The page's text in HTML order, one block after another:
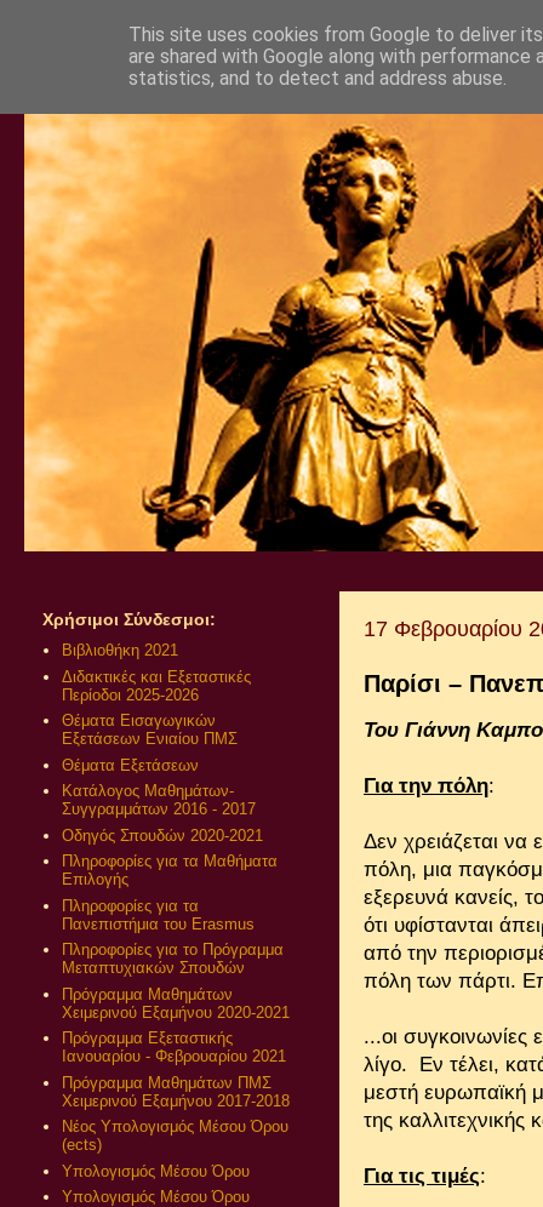
17 Φεβρουαρίου
Παρίσι –
Του Γιάννη
Για την πόλη:
Δεν χρειάζεται
πόλη, μια
εξερευνά κανείς,
ότι υφίστανται
από την
πόλη των πάρτι.
...οι συγκοινωνίες
λίγο. Εν τέλει,
μεστή ευρωπαϊκή
της
Για τις τιμές:
Χρήσιμοι Σύνδεσμοι:
Βιβλιοθήκη 2021
Διδακτικές και Εξεταστικές
Περίοδοι 2025-2026
Θέματα Εισαγωγικών
Εξετάσεων Ενιαίου ΠΜΣ
Θέματα Εξετάσεων
Κατάλογος Μαθημάτων-
Συγγραμμάτων 2016 - 2017
Οδηγός Σπουδών 2020-2021
Πληροφορίες για τα Μαθήματα
Επιλογής
Πληροφορίες για τα
Πανεπιστήμια του Erasmus
Πληροφορίες για το Πρόγραμμα
Μεταπτυχιακών Σπουδών
Πρόγραμμα Μαθημάτων
Χειμερινού Εξαμήνου 2020-2021
Πρόγραμμα Εξεταστικής
Ιανουαρίου - Φεβρουαρίου 2021
Πρόγραμμα Μαθημάτων ΠΜΣ
Χειμερινού Εξαμήνου 2017-2018
Νέος Υπολογισμός Μέσου Όρου
(ects)
Υπολογισμός Μέσου Όρου
Υπολογισμός Μέσου Όρου
This site uses cookies from Google to deliver
are shared with Google along with
statistics, and to detect and address abuse.